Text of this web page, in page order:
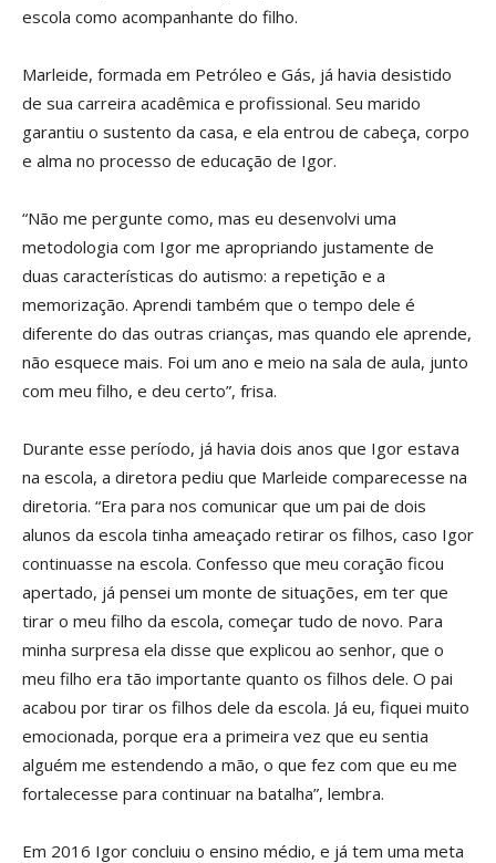
escola como acompanhante do filho.
Marleide, formada em Petróleo e Gás, já havia desistido
de sua carreira acadêmica e profissional. Seu marido
garantiu o sustento da casa, e ela entrou de cabeça, corpo
e alma no processo de educação de Igor.
“Não me pergunte como, mas eu desenvolvi uma
metodologia com Igor me apropriando justamente de
duas características do autismo: a repetição e a
memorização. Aprendi também que o tempo dele é
diferente do das outras crianças, mas quando ele aprende,
não esquece mais. Foi um ano e meio na sala de aula, junto
com meu filho, e deu certo”, frisa.
Durante esse período, já havia dois anos que Igor estava
na escola, a diretora pediu que Marleide comparecesse na
diretoria. “Era para nos comunicar que um pai de dois
alunos da escola tinha ameaçado retirar os filhos, caso Igor
continuasse na escola. Confesso que meu coração ficou
apertado, já pensei um monte de situações, em ter que
tirar o meu filho da escola, começar tudo de novo. Para
minha surpresa ela disse que explicou ao senhor, que o
meu filho era tão importante quanto os filhos dele. O pai
acabou por tirar os filhos dele da escola. Já eu, fiquei muito
emocionada, porque era a primeira vez que eu sentia
alguém me estendendo a mão, o que fez com que eu me
fortalecesse para continuar na batalha”, lembra.
Em 2016 Igor concluiu o ensino médio, e já tem uma meta